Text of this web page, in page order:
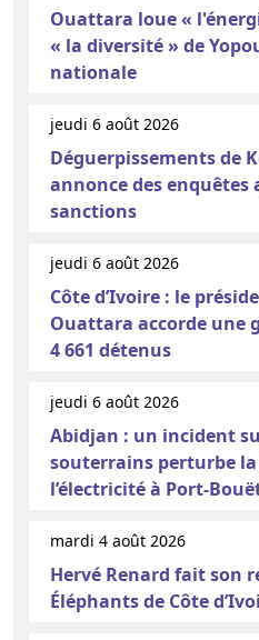
Ouattara loue «
« la diversité » de
nationale
jeudi 6 août 2026
Déguerpissements de
annonce des enquêtes
sanctions
jeudi 6 août 2026
Côte d’Ivoire : le
Ouattara accorde une
4 661 détenus
jeudi 6 août 2026
Abidjan : un incident
souterrains perturbe
l’électricité à Port-
mardi 4 août 2026
Hervé Renard fait son
Éléphants de Côte